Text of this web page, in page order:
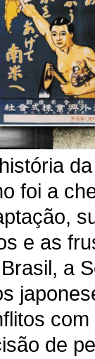
foi a
e as
a
de